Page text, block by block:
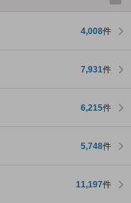
4,008件
7,931件
6,215件
5,748件
11,197件